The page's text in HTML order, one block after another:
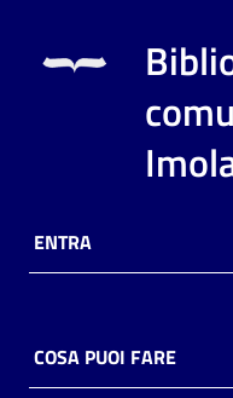
Scopri
online
ENTRA
COSA PUOI FARE